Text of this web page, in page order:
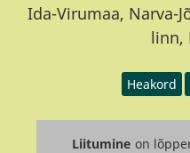
Ida-Virumaa, Narva-
linn,
Heakord
Liitumine on